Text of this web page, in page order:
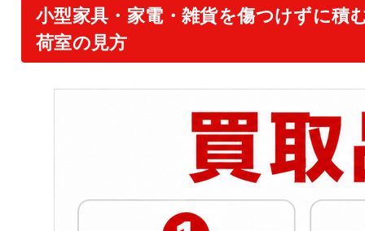
小型家具・家電・雑貨を傷つけずに積
荷室の見方